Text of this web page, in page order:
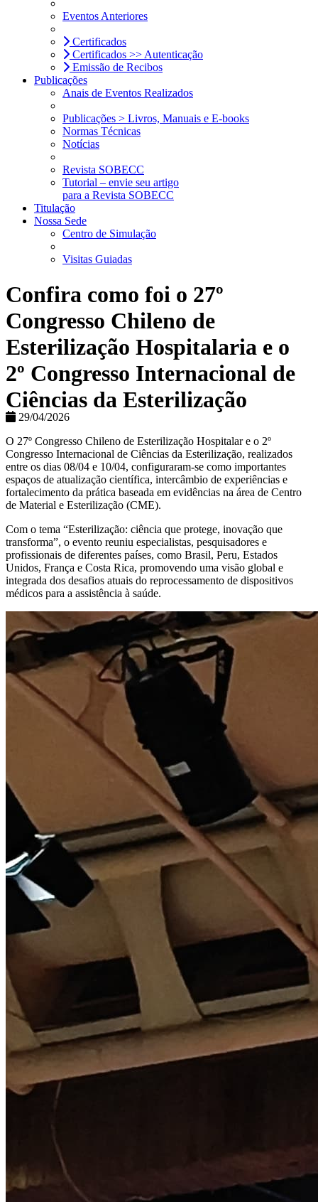
Eventos Anteriores
Certificados
Certificados >> Autenticação
Emissão de Recibos
Publicações
Anais de Eventos Realizados
Publicações > Livros, Manuais e E-books
Normas Técnicas
Notícias
Revista SOBECC
Tutorial – envie seu artigo
para a Revista SOBECC
Titulação
Nossa Sede
Centro de Simulação
Visitas Guiadas
Confira como foi o 27º
Congresso Chileno de
Esterilização Hospitalaria e o
2º Congresso Internacional de
Ciências da Esterilização
29/04/2026
O 27º Congresso Chileno de Esterilização Hospitalar e o 2º
Congresso Internacional de Ciências da Esterilização, realizados
entre os dias 08/04 e 10/04, configuraram-se como importantes
espaços de atualização científica, intercâmbio de experiências e
fortalecimento da prática baseada em evidências na área de Centro
de Material e Esterilização (CME).
Com o tema “Esterilização: ciência que protege, inovação que
transforma”, o evento reuniu especialistas, pesquisadores e
profissionais de diferentes países, como Brasil, Peru, Estados
Unidos, França e Costa Rica, promovendo uma visão global e
integrada dos desafios atuais do reprocessamento de dispositivos
médicos para a assistência à saúde.